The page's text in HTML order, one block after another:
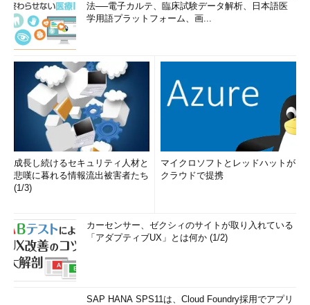
Server丸わかり1日セミナー』でも解説しています。セミナー
では、デモを交えながら詳しく説明していますので、SQL
Serverの最新情報に興味がある方はぜひご参加ください。
2019年4月16日（火）開催
2019年5月14日（火）開催
上記の日程以外にも開催予定がありますので、最新情報につ
いては以下のサイトでご確認ください。
日本マイクロソフト イベント／セミナー一覧
法──電子カルテ、臨床試験データ解析、日本語医
学用語プラットフォーム、画...
成長し続けるセキュリティ人材と
悲嘆に暮れる情報流出被害者たち
(1/3)
マイクロソフトとレッドハットが
クラウドで提携
カーセンサー、ゼクシィのサイトが取り入れている
「アダプティブUX」とは何か (1/2)
SAP HANA SPS11は、Cloud Foundry採用でアプリ